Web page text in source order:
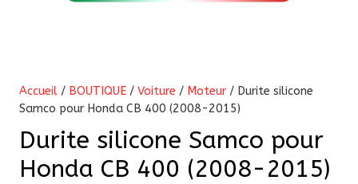
Accueil / BOUTIQUE / Voiture / Moteur / Durite silicone
Samco pour Honda CB 400 (2008-2015)
Durite silicone Samco pour
Honda CB 400 (2008-2015)